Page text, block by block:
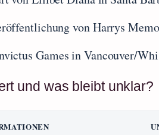
von Harrys
Games in Vancouver/
und was bleibt unklar?